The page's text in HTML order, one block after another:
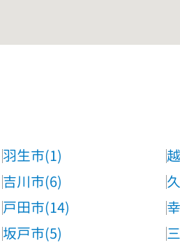
羽生市(1)
吉川市(6)
戸田市(14)
坂戸市(5)